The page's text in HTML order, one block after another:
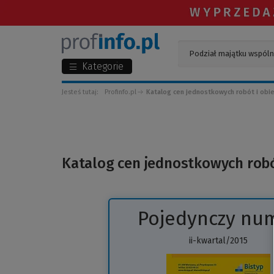
Kategorie
Jesteś tutaj: Profinfo.pl Katalog cen jednostkowych robót i
Katalog cen jednostkowych
Pojedynczy
ii-kwartal/2015